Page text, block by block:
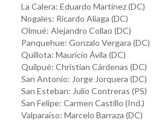
La Calera: Eduardo Martínez (DC)
Nogales: Ricardo Aliaga (DC)
Olmué: Alejandro Collao (DC)
Panquehue: Gonzalo Vergara (DC)
Quillota: Mauricio Ávila (DC)
Quilpué: Christian Cárdenas (DC)
San Antonio: Jorge Jorquera (DC)
San Esteban: Julio Contreras (PS)
San Felipe: Carmen Castillo (Ind.)
Valparaíso: Marcelo Barraza (DC)